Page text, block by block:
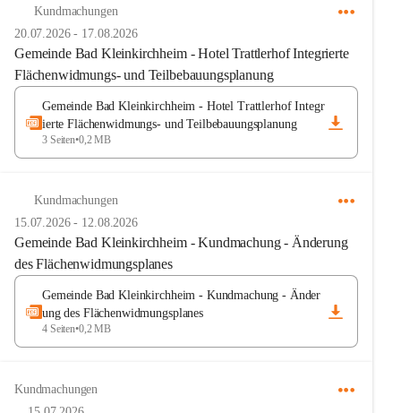
Kundmachungen
20.07.2026- 17.08.2026
Gemeinde Bad Kleinkirchheim - Hotel Trattlerhof Integrierte
Flächenwidmungs- und Teilbebauungsplanung
Gemeinde Bad Kleinkirchheim - Hotel Trattlerhof Integr
ierte Flächenwidmungs- und Teilbebauungsplanung
3 Seiten•0,2 MB
Kundmachungen
15.07.2026- 12.08.2026
Gemeinde Bad Kleinkirchheim - Kundmachung - Änderung
des Flächenwidmungsplanes
Gemeinde Bad Kleinkirchheim - Kundmachung - Änder
ung des Flächenwidmungsplanes
4 Seiten•0,2 MB
Kundmachungen